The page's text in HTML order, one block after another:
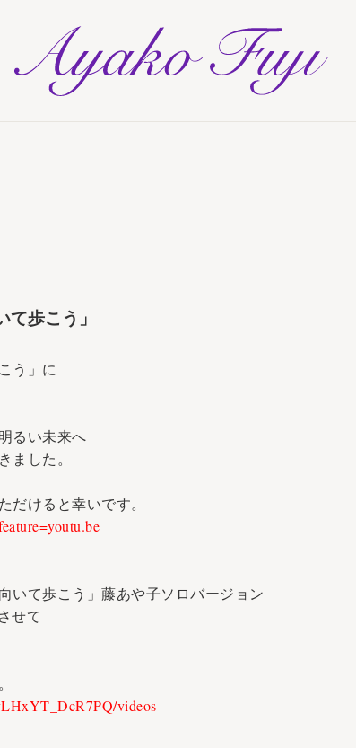
歩こう」
う」に
るい未来へ
ました。
だけると幸いです。
いて歩こう」藤あや子ソロバージョン
せて
videos